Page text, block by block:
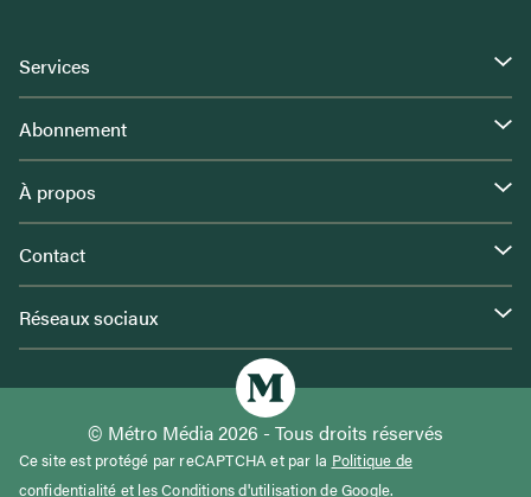
Services
Abonnement
À propos
Contact
Réseaux sociaux
© Métro Média 2026 - Tous droits réservés
Ce site est protégé par reCAPTCHA et par la Politique de
confidentialité et lesConditions d'utilisationde Google.